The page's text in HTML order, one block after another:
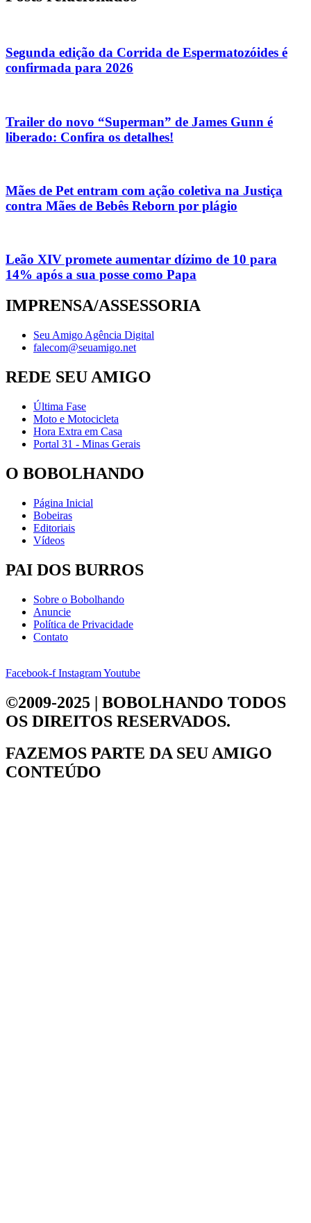
Segunda edição da Corrida de Espermatozóides é
confirmada para 2026
Trailer do novo “Superman” de James Gunn é
liberado: Confira os detalhes!
Mães de Pet entram com ação coletiva na Justiça
contra Mães de Bebês Reborn por plágio
Leão XIV promete aumentar dízimo de 10 para
14% após a sua posse como Papa
IMPRENSA/ASSESSORIA
Seu Amigo Agência Digital
falecom@seuamigo.net
REDE SEU AMIGO
Última Fase
Moto e Motocicleta
Hora Extra em Casa
Portal 31 - Minas Gerais
O BOBOLHANDO
Página Inicial
Bobeiras
Editoriais
Vídeos
PAI DOS BURROS
Sobre o Bobolhando
Anuncie
Política de Privacidade
Contato
Facebook-f InstagramYoutube
©2009-2025 | BOBOLHANDO TODOS
OS DIREITOS RESERVADOS.
FAZEMOS PARTE DA SEU AMIGO
CONTEÚDO